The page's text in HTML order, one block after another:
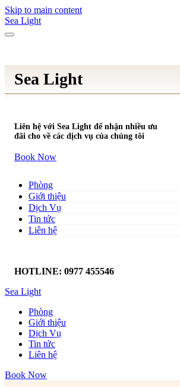
Skip to main content
Sea Light
Sea Light
Liên hệ với Sea Light để nhận nhiều ưu
đãi cho về các dịch vụ của chúng tôi
Book Now
Phòng
Giới thiệu
Dịch Vụ
Tin tức
Liên hệ
HOTLINE: 0977 455546
Sea Light
Phòng
Giới thiệu
Dịch Vụ
Tin tức
Liên hệ
Book Now